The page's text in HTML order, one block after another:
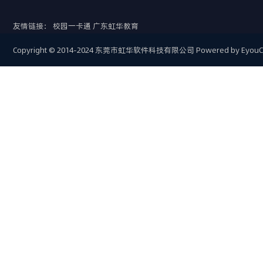
友情链接： 校园一卡通 广东虹华教育
Copyright © 2014-2024 东莞市虹华软件科技有限公司 Powered by